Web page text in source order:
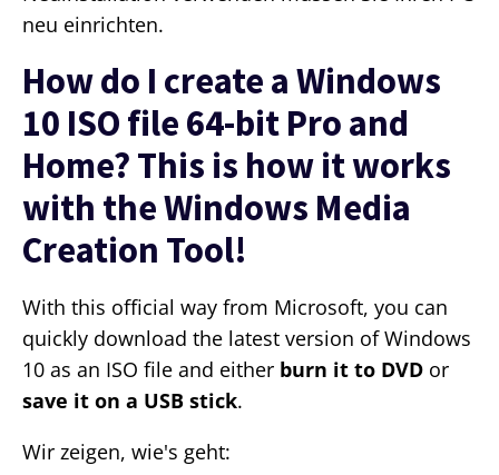
neu einrichten.
How do I create a Windows
10 ISO file 64-bit Pro and
Home? This is how it works
with the Windows Media
Creation Tool!
With this official way from Microsoft, you can
quickly download the latest version of Windows
10 as an ISO file and either burn it to DVD or
save it on a USB stick.
Wir zeigen, wie's geht: